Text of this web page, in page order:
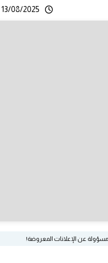
13/08/2025
عن الإعلانات المعروضة!